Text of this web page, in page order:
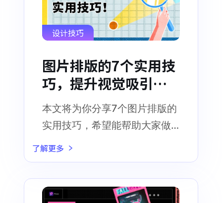
设计技巧
图片排版的7个实用技
巧，提升视觉吸引力
的终极指南！
本文将为你分享7个图片排版的
实用技巧，希望能帮助大家做
出有吸引力、生动有趣的排版
设计。
了解更多